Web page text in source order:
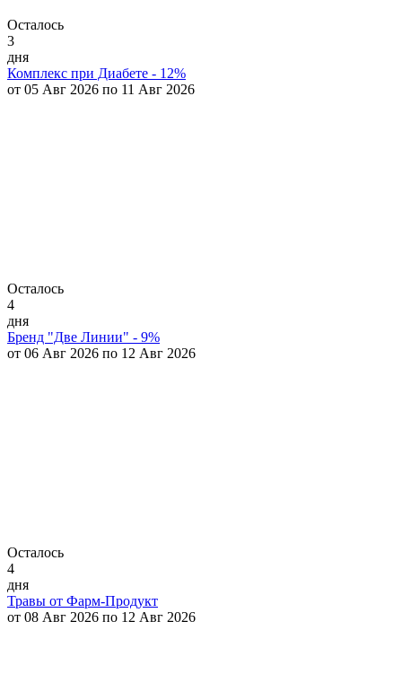
Осталось
3
дня
Комплекс при Диабете - 12%
от 05 Авг 2026 по 11 Авг 2026
Осталось
4
дня
Бренд "Две Линии" - 9%
от 06 Авг 2026 по 12 Авг 2026
Осталось
4
дня
Травы от Фарм-Продукт
от 08 Авг 2026 по 12 Авг 2026